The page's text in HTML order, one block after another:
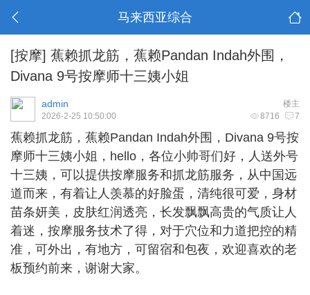
马来西亚综合
[按摩] 蕉赖抓龙筋，蕉赖Pandan Indah外围，
Divana 9号按摩师十三姨小姐
楼主
admin
8716 7
2026-2-25 10:50:00
蕉赖抓龙筋 ，蕉赖Pandan Indah外围，Divana 9号按
摩师十三姨小姐，hello，各位小帅哥们好，人送外号
十三姨，可以提供按摩服务和抓龙筋服务，从中国远
道而来，有着让人羡慕的好脸蛋，清纯很可爱，身材
苗条妍美，皮肤红润透亮，长发飘飘高贵的气质让人
着迷，按摩服务技术了得，对于穴位和力道把控的精
准，可外出，有地方，可留宿和包夜，欢迎喜欢的老
板预约前来，谢谢大家。